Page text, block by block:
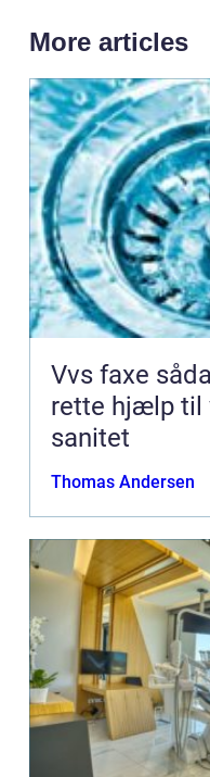
More articles
Vvs faxe sådan finder du den
rette hjælp til
sanitet
Thomas Andersen